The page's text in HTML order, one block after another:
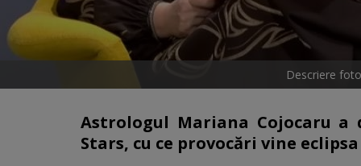
Descriere
Astrologul Mariana Cojocaru a
Stars, cu ce provocări vine